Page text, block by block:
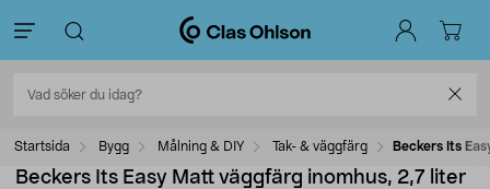
Startsida Bygg Målning & DIY Tak- & väggfärg Beckers Its
Beckers Its Easy Matt väggfärg inomhus, 2,7 liter